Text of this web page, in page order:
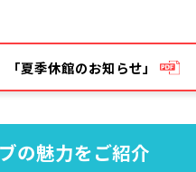
「夏季休館のお知らせ」
の魅力をご紹介